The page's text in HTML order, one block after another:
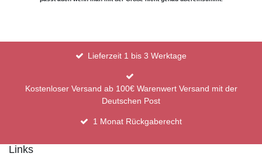
Lieferzeit 1 bis 3 Werktage
Kostenloser Versand ab 100€ Warenwert Versand mit der
Deutschen Post
1 Monat Rückgaberecht
Links